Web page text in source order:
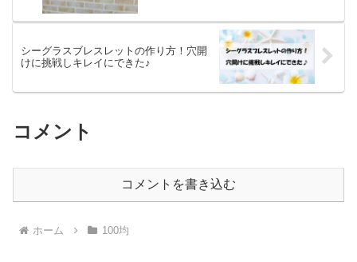
シーグラスブレスレットの作り方！穴開
けに挑戦しキレイにできた♪
コメント
コメントを書き込む
ホーム 100均